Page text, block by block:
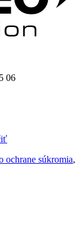
06
ochrane súkromia,